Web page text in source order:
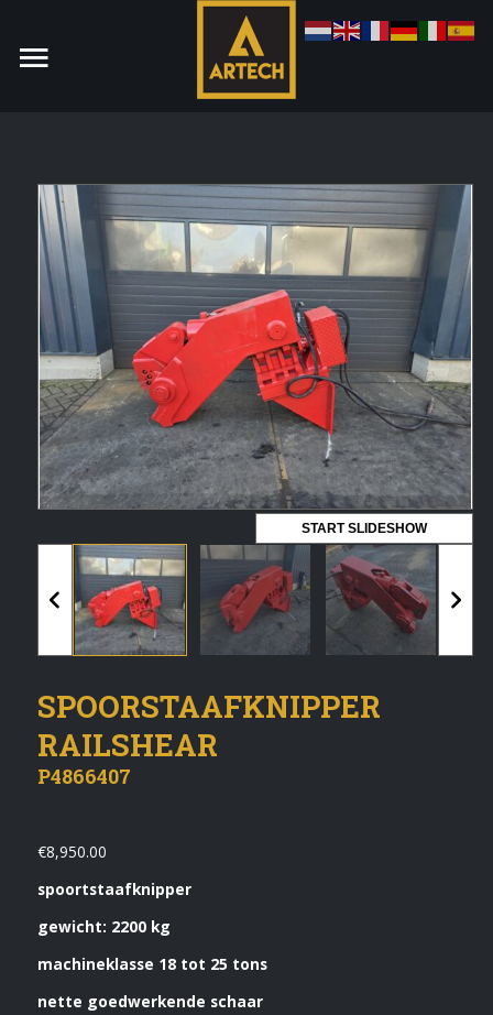
Monteur
Allround CNC Verspaner
Spare parts manager
januari 2023
Vacatures
Login
Vermeldingen feed
WordPress.org
Verkoop
Contact Opnemen
START SLIDESHOW
SPOORSTAAFKNIPPER
RAILSHEAR
P4866407
€8,950.00
spoortstaafknipper
gewicht: 2200 kg
machineklasse 18 tot 25 tons
nette goedwerkende schaar